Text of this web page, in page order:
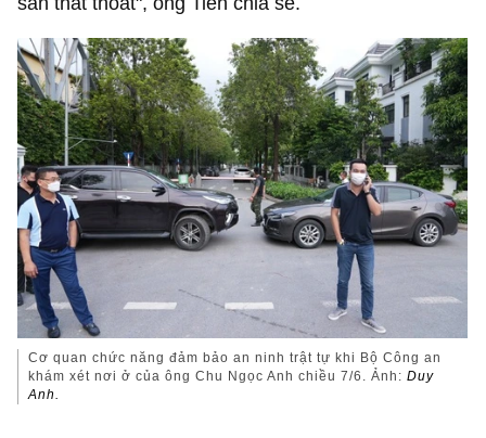
Cơ quan chức năng đảm bảo an ninh trật tự khi Bộ Công an
khám xét nơi ở của ông Chu Ngọc Anh chiều 7/6. Ảnh:Duy
Anh.